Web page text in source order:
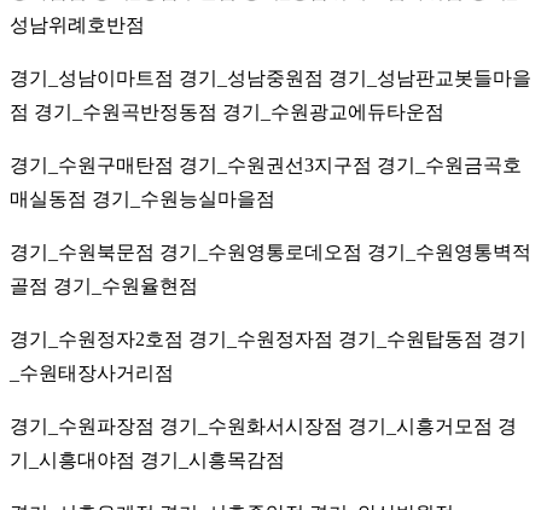
성남위례호반점
경기_성남이마트점 경기_성남중원점 경기_성남판교봇들마을
점 경기_수원곡반정동점 경기_수원광교에듀타운점
경기_수원구매탄점 경기_수원권선3지구점 경기_수원금곡호
매실동점 경기_수원능실마을점
경기_수원북문점 경기_수원영통로데오점 경기_수원영통벽적
골점 경기_수원율현점
경기_수원정자2호점 경기_수원정자점 경기_수원탑동점 경기
_수원태장사거리점
경기_수원파장점 경기_수원화서시장점 경기_시흥거모점 경
기_시흥대야점 경기_시흥목감점